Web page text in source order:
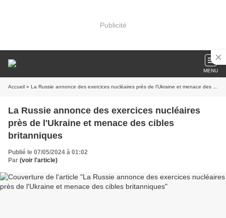
Publicité
MENU
Accueil » La Russie annonce des exercices nucléaires près de l'Ukraine et menace des cibles britanniques
La Russie annonce des exercices nucléaires
près de l'Ukraine et menace des cibles
britanniques
Publié le 07/05/2024 à 01:02
Par (voir l'article)